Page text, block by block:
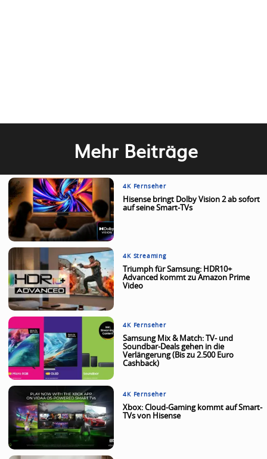
Mehr Beiträge
4K Fernseher
Hisense bringt Dolby Vision 2 ab sofort
auf seine Smart-TVs
4K Streaming
Triumph für Samsung: HDR10+
Advanced kommt zu Amazon Prime
Video
4K Fernseher
Samsung Mix & Match: TV- und
Soundbar-Deals gehen in die
Verlängerung (Bis zu 2.500 Euro
Cashback)
4K Fernseher
Xbox: Cloud-Gaming kommt auf Smart-
TVs von Hisense